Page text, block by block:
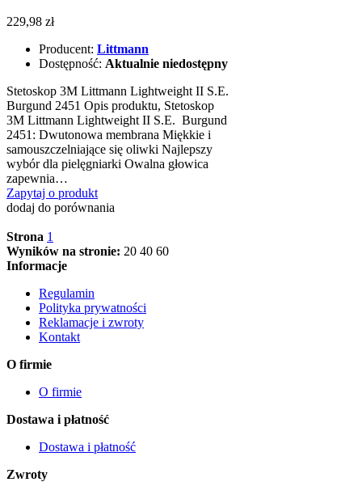
229,98 zł
Producent: Littmann
Dostępność: Aktualnie niedostępny
Stetoskop 3M Littmann Lightweight II S.E.
Burgund 2451 Opis produktu, Stetoskop
3M Littmann Lightweight II S.E. Burgund
2451: Dwutonowa membrana Miękkie i
samouszczelniające się oliwki Najlepszy
wybór dla pielęgniarki Owalna głowica
zapewnia…
Zapytaj o produkt
dodaj do porównania
Strona 1
Wyników na stronie: 20 40 60
Informacje
Regulamin
Polityka prywatności
Reklamacje i zwroty
Kontakt
O firmie
O firmie
Dostawa i płatność
Dostawa i płatność
Zwroty